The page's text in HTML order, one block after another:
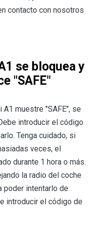
contacto con nosotros
se bloquea y
"SAFE"
A1 muestre "SAFE", se
introducir el código
Tenga cuidado, si
veces, el
durante 1 hora o más.
la radio del coche
poder intentarlo de
introducir el código de